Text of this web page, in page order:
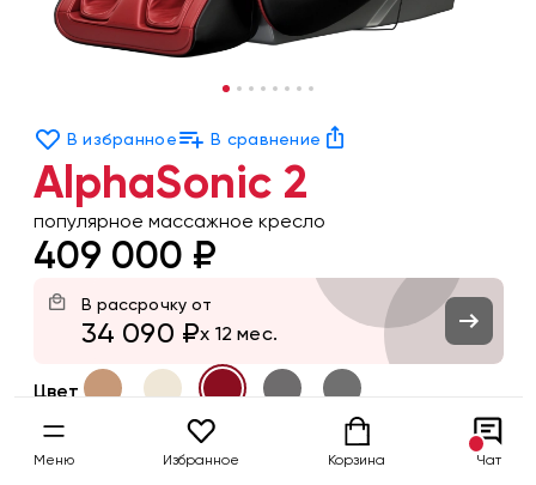
В избранное В сравнение
AlphaSonic 2
популярное массажное кресло
409 000 ₽
В рассрочку от
34 090 ₽x 12 мес.
Цвет
Меню Избранное Корзина Чат